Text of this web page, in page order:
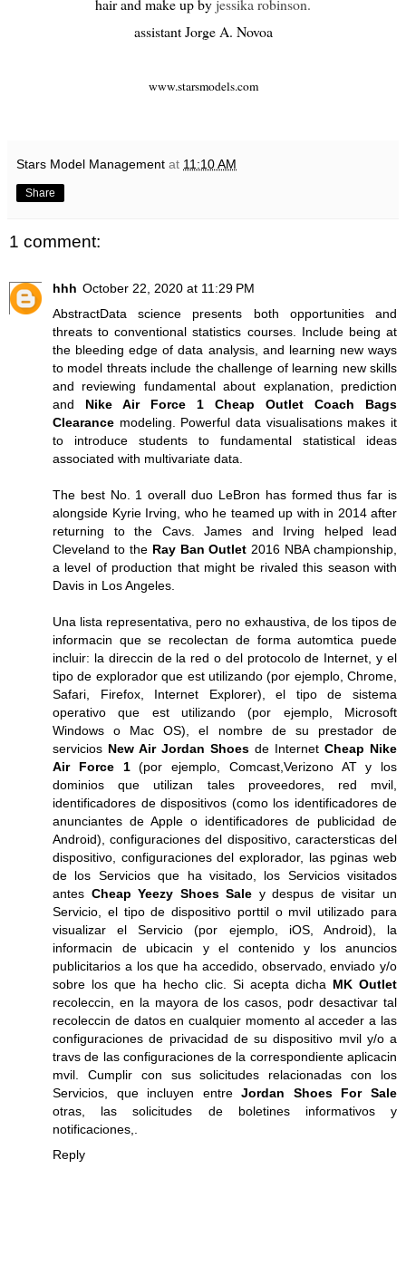
hair and make up byjessika robinson.
assistant Jorge A. Novoa
www.starsmodels.com
Stars Model Management at 11:10 AM
Share
1 comment:
hhh October 22, 2020 at 11:29 PM
AbstractData science presents both opportunities and
threats to conventional statistics courses. Include being at
the bleeding edge of data analysis, and learning new ways
to model threats include the challenge of learning new skills
and reviewing fundamental about explanation, prediction
and Nike Air Force 1 Cheap Outlet
Coach Bags
Clearance modeling. Powerful data visualisations makes it
to introduce students to fundamental statistical ideas
associated with multivariate data.
The best No. 1 overall duo LeBron has formed thus far is
alongside Kyrie Irving, who he teamed up with in 2014 after
returning to the Cavs. James and Irving helped lead
Cleveland to the Ray Ban Outlet 2016 NBA championship,
a level of production that might be rivaled this season with
Davis in Los Angeles.
Una lista representativa, pero no exhaustiva, de los tipos de
informacin que se recolectan de forma automtica puede
incluir: la direccin de la red o del protocolo de Internet, y el
tipo de explorador que est utilizando (por ejemplo, Chrome,
Safari, Firefox, Internet Explorer), el tipo de sistema
operativo que est utilizando (por ejemplo, Microsoft
Windows o Mac OS), el nombre de su prestador de
servicios New Air Jordan Shoes de Internet Cheap Nike
Air Force 1(por ejemplo, Comcast,Verizono AT y los
dominios que utilizan tales proveedores, red mvil,
identificadores de dispositivos (como los identificadores de
anunciantes de Apple o identificadores de publicidad de
Android), configuraciones del dispositivo, caractersticas del
dispositivo, configuraciones del explorador, las pginas web
de los Servicios que ha visitado, los Servicios visitados
antes Cheap Yeezy Shoes Sale y despus de visitar un
Servicio, el tipo de dispositivo porttil o mvil utilizado para
visualizar el Servicio (por ejemplo, iOS, Android), la
informacin de ubicacin y el contenido y los anuncios
publicitarios a los que ha accedido, observado, enviado y/o
sobre los que ha hecho clic. Si acepta dicha MK Outlet
recoleccin, en la mayora de los casos, podr desactivar tal
recoleccin de datos en cualquier momento al acceder a las
configuraciones de privacidad de su dispositivo mvil y/o a
travs de las configuraciones de la correspondiente aplicacin
mvil. Cumplir con sus solicitudes relacionadas con los
Servicios, que incluyen entreJordan Shoes For Sale
otras, las solicitudes de boletines informativos y
notificaciones,.
Reply